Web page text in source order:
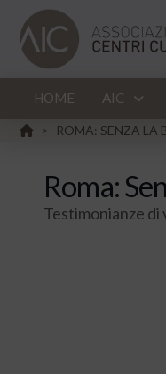
HOME AIC
HOME
> ROMA: SENZA LA
Roma:
Testimonianze